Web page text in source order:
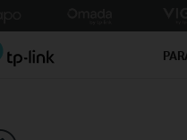
Reliably Smart